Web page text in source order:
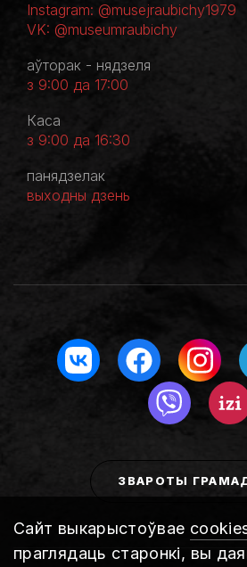
Сайт выкарыстоўвае
праглядаць старонкі, вы
Instagram: @musejraubichy1979
VK: @museumraubichy
аўторак - нядзеля
з 9:00 да 17:00
Каса
з 9:00 да 16:30
панядзелак
выходны дзень
ЗВАРОТЫ